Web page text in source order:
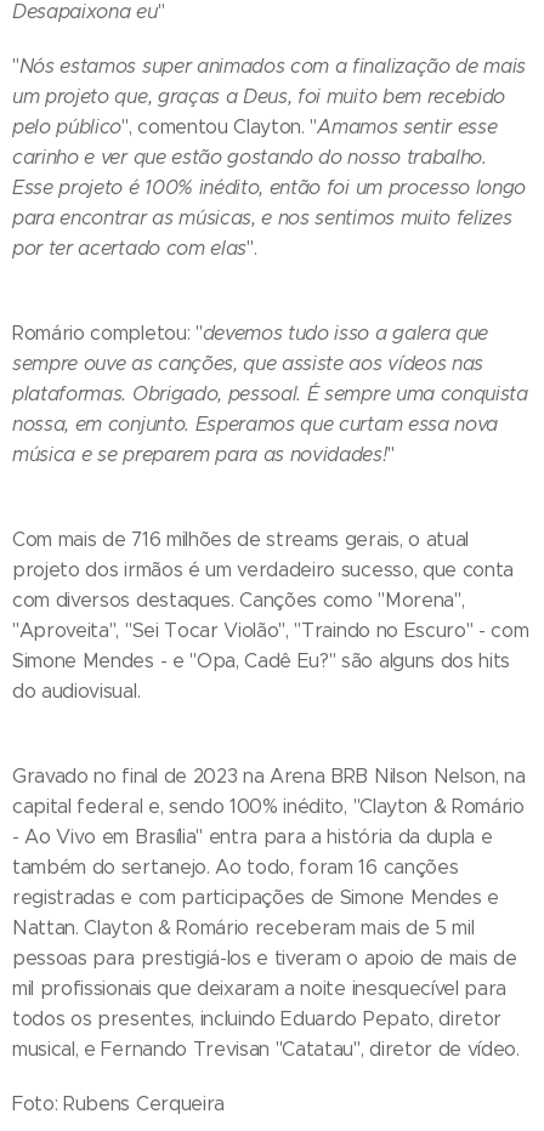
Desapaixona eu"
"Nós estamos super animados com a finalização de mais
um projeto que, graças a Deus, foi muito bem recebido
pelo público", comentou Clayton. "Amamos sentir esse
carinho e ver que estão gostando do nosso trabalho.
Esse projeto é 100% inédito, então foi um processo longo
para encontrar as músicas, e nos sentimos muito felizes
por ter acertado com elas".
Romário completou: "devemos tudo isso a galera que
sempre ouve as canções, que assiste aos vídeos nas
plataformas. Obrigado, pessoal. É sempre uma conquista
nossa, em conjunto. Esperamos que curtam essa nova
música e se preparem para as novidades!"
Com mais de 716 milhões de streams gerais, o atual
projeto dos irmãos é um verdadeiro sucesso, que conta
com diversos destaques. Canções como "Morena",
"Aproveita", "Sei Tocar Violão", "Traindo no Escuro" - com
Simone Mendes - e "Opa, Cadê Eu?" são alguns dos hits
do audiovisual.
Gravado no final de 2023 na Arena BRB Nilson Nelson, na
capital federal e, sendo 100% inédito, "Clayton & Romário
- Ao Vivo em Brasília" entra para a história da dupla e
também do sertanejo. Ao todo, foram 16 canções
registradas e com participações de Simone Mendes e
Nattan. Clayton & Romário receberam mais de 5 mil
pessoas para prestigiá-los e tiveram o apoio de mais de
mil profissionais que deixaram a noite inesquecível para
todos os presentes, incluindo Eduardo Pepato, diretor
musical, e Fernando Trevisan "Catatau", diretor de vídeo.
Foto: Rubens Cerqueira